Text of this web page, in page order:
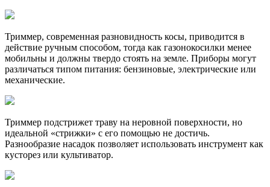
Триммер, современная разновидность косы, приводится в
действие ручным способом, тогда как газонокосилки менее
мобильны и должны твердо стоять на земле. Приборы могут
различаться типом питания: бензиновые, электрические или
механические.
Триммер подстрижет траву на неровной поверхности, но
идеальной «стрижки» с его помощью не достичь.
Разнообразие насадок позволяет использовать инструмент как
кусторез или культиватор.